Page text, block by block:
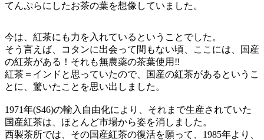
てんぷらにしたお茶の葉を想像していました。
今は、紅茶にも力を入れているということでした。
そう言えば、コタンに出会って間もない頃、ここには、国産
の紅茶がある！それも無農薬の茶葉使用‼︎
紅茶＝インドと思っていたので、国産の紅茶があるというこ
とに、驚いたことを思い出しました。
1971年(S46)の輸入自由化により、それまで生産されていた
国産紅茶は、ほとんど市場から姿を消しました。
西製茶所では、その国産紅茶の復活を願って、1985年より、